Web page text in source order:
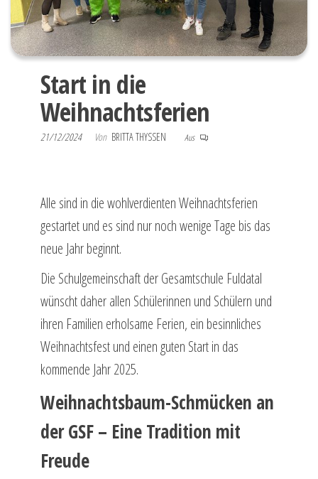
Start in die
Weihnachtsferien
21/12/2024 Von BRITTA THYSSEN Aus
Alle sind in die wohlverdienten Weihnachtsferien
gestartet und es sind nur noch wenige Tage bis das
neue Jahr beginnt.
Die Schulgemeinschaft der Gesamtschule Fuldatal
wünscht daher allen Schülerinnen und Schülern und
ihren Familien erholsame Ferien, ein besinnliches
Weihnachtsfest und einen guten Start in das
kommende Jahr 2025.
Weihnachtsbaum-Schmücken an
der GSF – Eine Tradition mit
Freude